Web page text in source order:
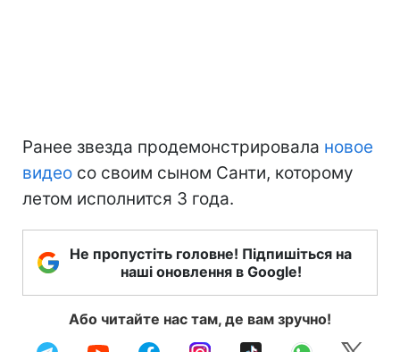
Ранее звезда продемонстрировала новое
видео со своим сыном Санти, которому
летом исполнится 3 года.
Не пропустіть головне! Підпишіться на
наші оновлення в Google!
Або читайте нас там, де вам зручно!